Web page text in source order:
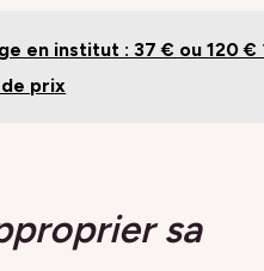
en institut : 37 € ou 120 €
prix
sa